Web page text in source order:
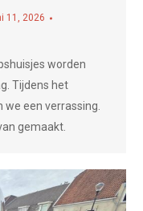
11, 2026
worden
Tijdens het
we een verrassing.
gemaakt.